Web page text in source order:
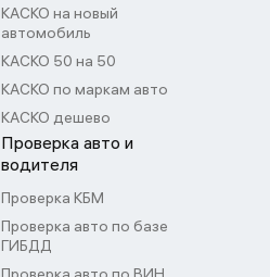
КАСКО на новый
автомобиль
КАСКО 50 на 50
КАСКО по маркам авто
КАСКО дешево
Проверка авто и
водителя
Проверка КБМ
Проверка авто по базе
ГИБДД